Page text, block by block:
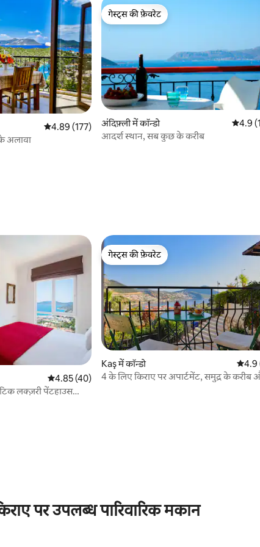
औसत रेटिंग 5 में से 4.89, 177 समीक्षाएँ
4.89 (177)
अलावा
गेस्ट्स की फ़ेवरेट
गेस्ट्स की फ़ेवरेट
अंदिफ़्ली में कॉन्डो औसत4.9
आदर्श स्थान, सब कुछ के करीब
औसत रेटिंग 5 में से 4.85, 40 समीक्षाएँ
4.85 (40)
लक्ज़री पेंटहाउस
गेस्ट्स की फ़ेवरेट
गेस्ट्स की फ़ेवरेट
Kaş में कॉन्डो औसत4.9
4 के लिए किराए पर अपार्टमेंट, समुद्र के करीब
पर उपलब्ध पारिवारिक मकान